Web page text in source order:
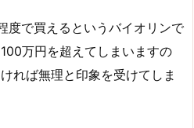
度で買えるというバイオリンで
万円を超えてしまいますの
れば無理と印象を受けてしま